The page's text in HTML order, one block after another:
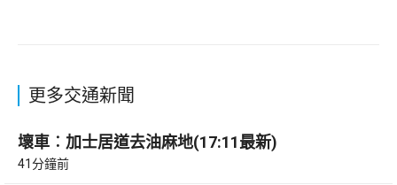
更多交通新聞
壞車︰加士居道去油麻地(17:11最新)
41分鐘前